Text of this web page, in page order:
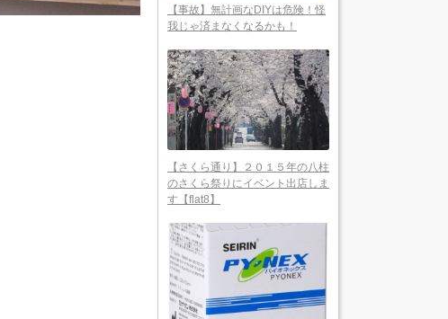
【事故】無計画なDIYは危険！怪
我じゃ済まなくなるかも！
【さくら通り】２０１５年の八柱
のさくら祭りにイベント出店しま
す【flat8】